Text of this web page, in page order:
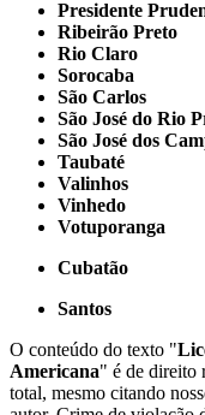
Presidente
Ribeirão Preto
Rio Claro
Sorocaba
São Carlos
São José do Rio
São José dos
Taubaté
Valinhos
Vinhedo
Votuporanga
Cubatão
Santos
O conteúdo do texto "
Americana" é de direito
total, mesmo citando